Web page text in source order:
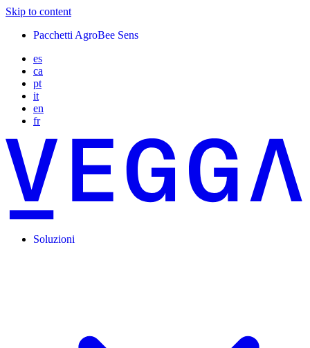
Skip to content
Pacchetti AgroBee Sens
es
ca
pt
it
en
fr
Soluzioni